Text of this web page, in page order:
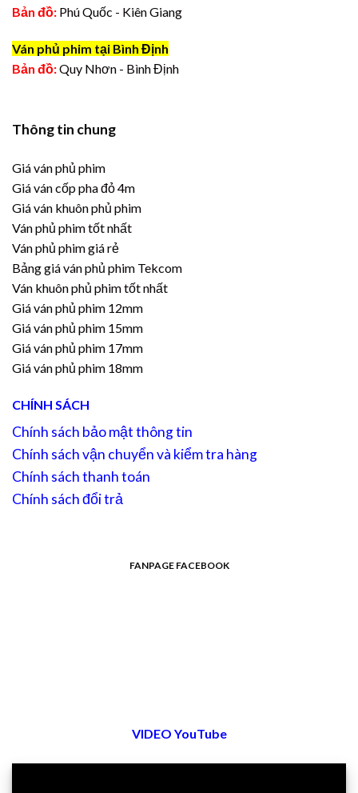
Bản đồ: Phú Quốc - Kiên Giang
Ván phủ phim tại Bình Định
Bản đồ:Quy Nhơn - Bình Định
Thông tin chung
Giá ván phủ phim
Giá ván cốp pha đỏ 4m
Giá ván khuôn phủ phim
Ván phủ phim tốt nhất
Ván phủ phim giá rẻ
Bảng giá ván phủ phim Tekcom
Ván khuôn phủ phim tốt nhất
Giá ván phủ phim 12mm
Giá ván phủ phim 15mm
Giá ván phủ phim 17mm
Giá ván phủ phim 18mm
CHÍNH SÁCH
Chính sách bảo mật thông tin
Chính sách vận chuyển và kiểm tra hàng
Chính sách thanh toán
Chính sách đổi trả
FANPAGE FACEBOOK
VIDEO YouTube